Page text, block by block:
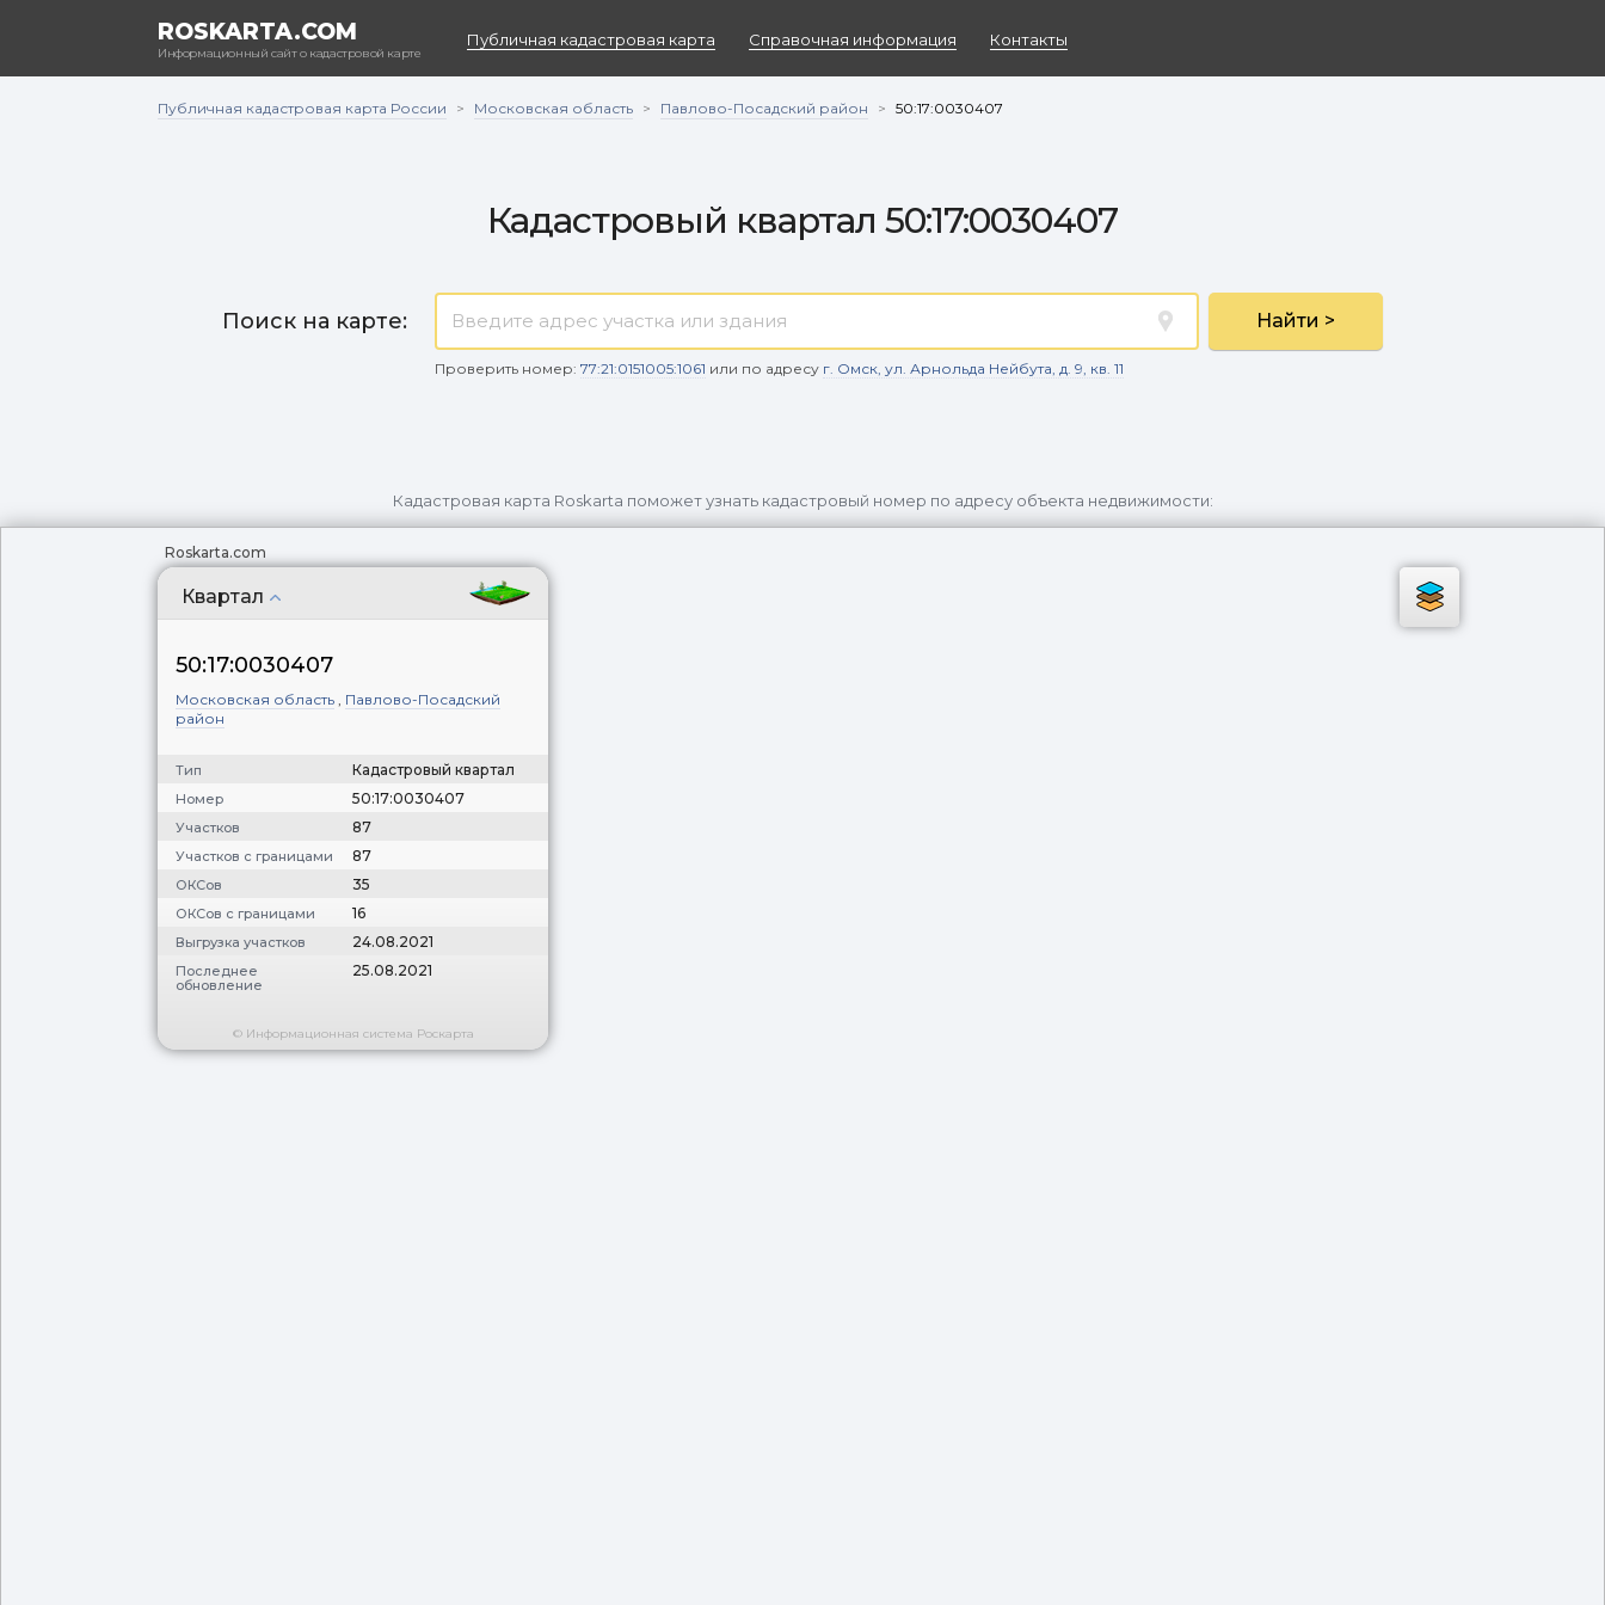
ROSKARTA.COM
Информационный сайт о кадастровой карте
Публичная кадастровая карта Справочная информация Контакты
Публичная кадастровая карта России > Московская область > Павлово-Посадский район > 50:17:0030407
Кадастровый квартал 50:17:0030407
Поиск на карте:
Проверить номер: 77:21:0151005:1061 или по адресу г. Омск, ул. Арнольда Нейбута, д. 9, кв. 11
Найти >
Кадастровая карта Roskarta поможет узнать кадастровый номер по адресу объекта недвижимости:
Roskarta.com
Квартал
50:17:0030407
Московская область
Павлово-Посадский
район
Тип Кадастровый квартал
Номер 50:17:0030407
Участков 87
Участков с границами 87
ОКСов 35
ОКСов с границами 16
Выгрузка участков 24.08.2021
Последнее
обновление
25.08.2021
© Информационная система Роскарта